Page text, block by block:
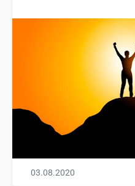
03.08.2020